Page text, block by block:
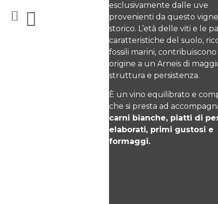
esclusivamente dalle uve
provenienti da questo
storico. L’età delle viti e le
caratteristiche del suolo,
fossili marini,
origine a un Arneis di
struttura e persistenza.
È un vino equilibrato e
che si presta ad
carni bianche, piatti di
elaborati, primi gustosi e
formaggi.